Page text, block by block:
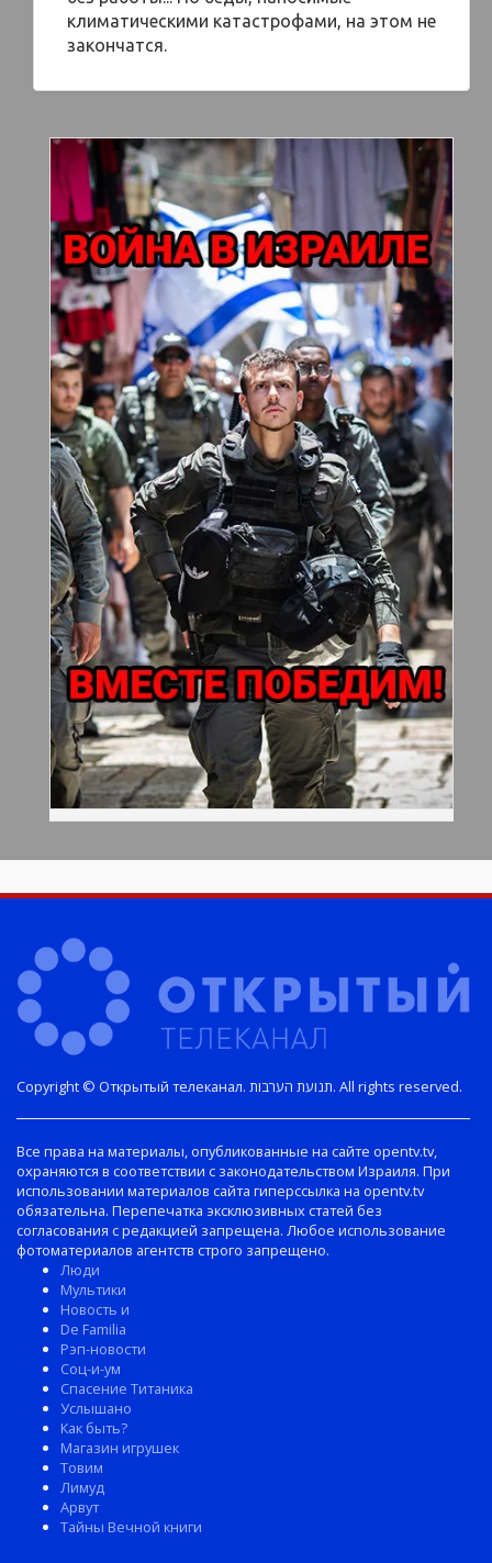
климатическими катастрофами, на этом не
закончатся.
Copyright © Открытый телеканал. תנועת הערבות. All rights reserved.
Все права на материалы, опубликованные на сайте opentv.tv,
охраняются в соответствии с законодательством Израиля. При
использовании материалов сайта гиперссылка на opentv.tv
обязательна. Перепечатка эксклюзивных статей без
согласования с редакцией запрещена. Любое использование
фотоматериалов агентств строго запрещено.
Люди
Мультики
Новость и
De Familia
Рэп-новости
Соц-и-ум
Спасение Титаника
Услышано
Как быть?
Магазин игрушек
Товим
Лимуд
Арвут
Тайны Вечной книги